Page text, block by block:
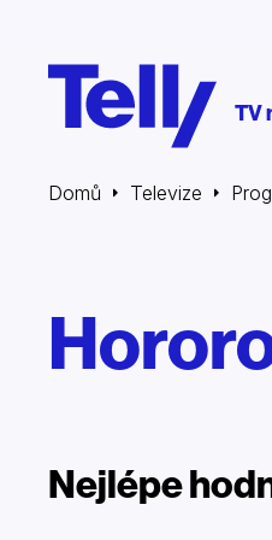
TV
Domů Televize
Nejlépe